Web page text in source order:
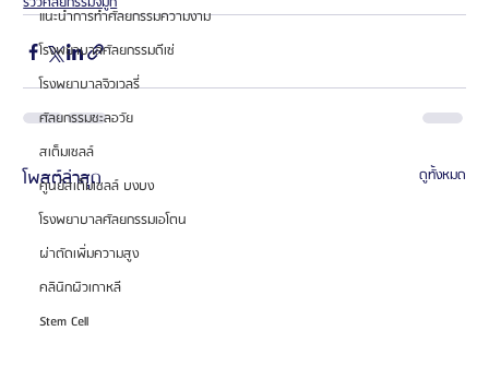
แนะนำการทำศัลยกรรมความงาม
โรงพยาบาลศัลยกรรมดีเซ่
โรงพยาบาลจิวเวลรี่
ศัลยกรรมชะลอวัย
สเต็มเซลล์
ศูนย์สเต็มเซลล์ บงบง
โรงพยาบาลศัลยกรรมเอโตน
ผ่าตัดเพิ่มความสูง
คลินิกผิวเกาหลี
Stem Cell
โพสต์ล่าสุด ดูทั้งหมด